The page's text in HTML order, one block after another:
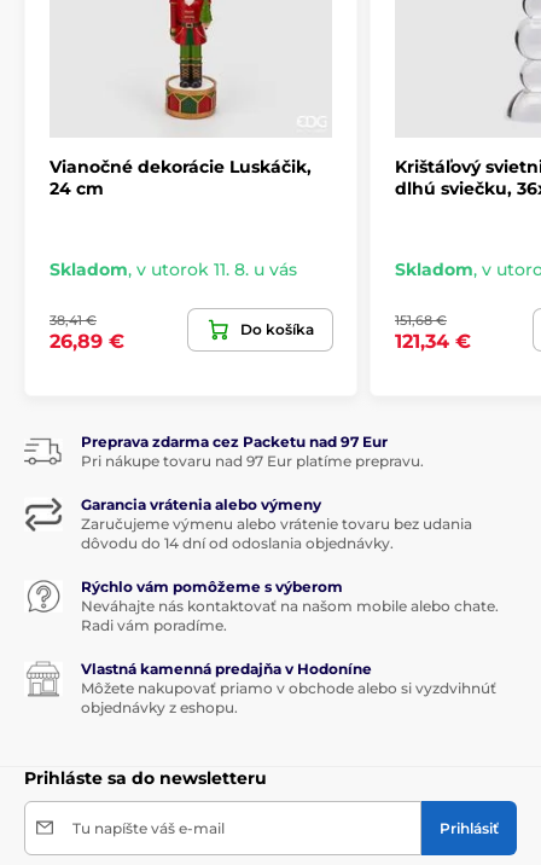
Produkt je zaradený v kategóriách
TOY'S DELIGHT
Vianočné svietniky
Vánoční dekorace a doplňky Villeroy & Boch
Vianočné dekorácie Luskáčik,
24 cm
Skladom, v utorok 11. 8. u vás
38,41 €
26,89 €
Do košíka
Krištáľový
dlhú sviečku,
Skladom, v
151,68 €
121,34 €
Preprava zdarma cez Packetu nad 97 Eur
Pri nákupe tovaru nad 97 Eur platíme prepravu.
Garancia vrátenia alebo výmeny
Zaručujeme výmenu alebo vrátenie tovaru bez udania
dôvodu do 14 dní od odoslania objednávky.
Rýchlo vám pomôžeme s výberom
Neváhajte nás kontaktovať na našom mobile alebo chate.
Radi vám poradíme.
Vlastná kamenná predajňa v Hodoníne
Môžete nakupovať priamo v obchode alebo si vyzdvihnúť
objednávky z eshopu.
Prihláste sa do newsletteru
Tu napíšte váš e-mail Prihlásiť